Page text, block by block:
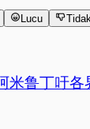
Lucu
米鲁丁吁